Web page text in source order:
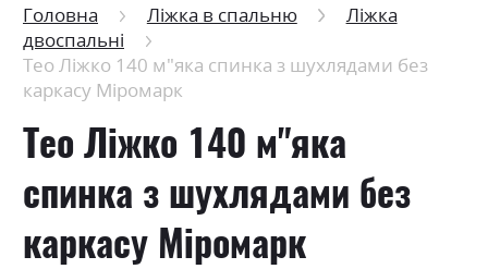
Головна Ліжка в спальню
Ліжка
двоспальні
Тео Ліжко 140 м"яка спинка з шухлядами без
каркасу Міромарк
Тео Ліжко 140 м"яка
спинка з шухлядами без
каркасу Міромарк